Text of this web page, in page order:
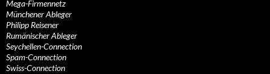
Mega-Firmennetz
Münchener Ableger
Philipp Reisener
Rumänischer Ableger
Seychellen-Connection
Spam-Connection
Swiss-Connection